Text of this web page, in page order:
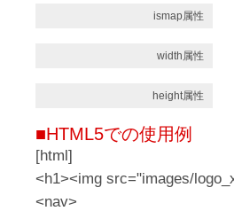
ismap属性
width属性
height属性
■HTML5での使用例
[html]
<h1><img src="images/
<nav>